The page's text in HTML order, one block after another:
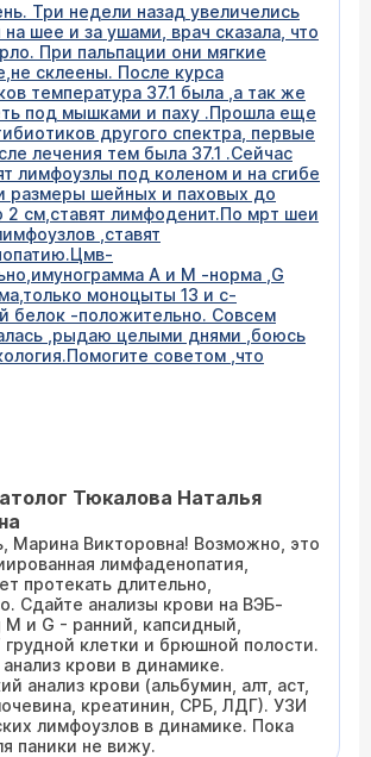
Три недели назад увеличелись
шее и за ушами, врач сказала, что
При пальпации они мягкие
склеены. После курса
температура 37.1 была ,а так же
под мышками и паху .Прошла еще
другого спектра, первые
лечения тем была 37.1 .Сейчас
лимфоузлы под коленом и на сгибе
размеры шейных и паховых до
2 см,ставят лимфоденит.По мрт шеи
,ставят
А и М -норма ,G
моноцыты 13 и с-
белок -положительно. Совсем
,рыдаю целыми днями ,боюсь
советом ,что
Тюкалова Наталья
Марина Викторовна! Возможно, это
лимфаденопатия,
протекать длительно,
Сдайте анализы крови на ВЭБ-
и G - ранний, капсидный,
клетки и брюшной полости.
крови в динамике.
анализ крови (альбумин, алт, аст,
креатинин, СРБ, ЛДГ). УЗИ
лимфоузлов в динамике. Пока
паники не вижу.